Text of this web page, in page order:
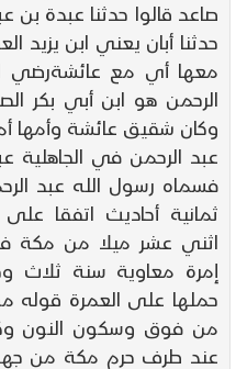
صاعد قالوا حدثنا عبدة بن
حدثنا أبان يعني ابن يزيد
معها أي مع عائشةرضي
الرحمن هو ابن أبي بكر
وكان شقيق عائشة وأمها
عبد الرحمن في الجاهلية
فسماه رسول الله عبد
ثمانية أحاديث اتفقا
اثني عشر ميلا من
إمرة معاوية سنة ثلاث
حملها على العمرة قوله من
من فوق وسكون النون
عند طرف حرم مكة من جهة